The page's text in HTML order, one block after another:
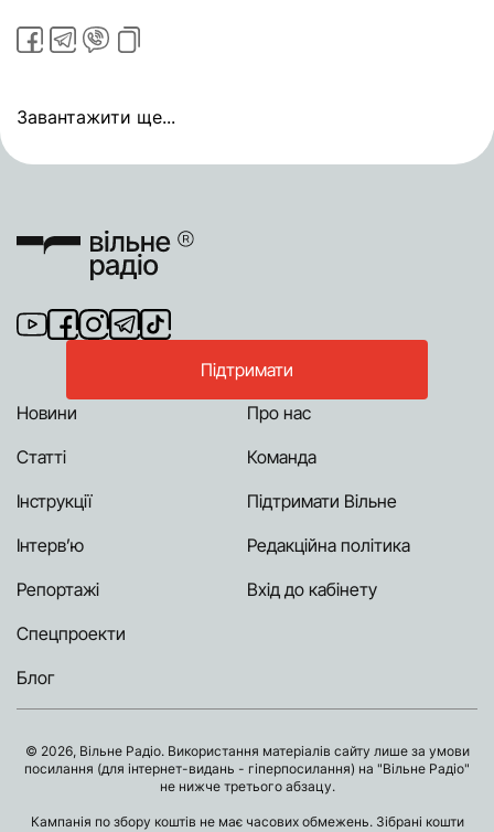
Завантажити ще...
Підтримати
Новини
Статті
Інструкції
Інтерв’ю
Репортажі
Спецпроекти
Блог
Про нас
Команда
Підтримати Вільне
Редакційна політика
Вхід до кабінету
© 2026, Вільне Радіо. Використання матеріалів сайту лише за умови
посилання (для інтернет-видань - гіперпосилання) на "Вільне Радіо"
не нижче третього абзацу.
Кампанія по збору коштів не має часових обмежень. Зібрані кошти